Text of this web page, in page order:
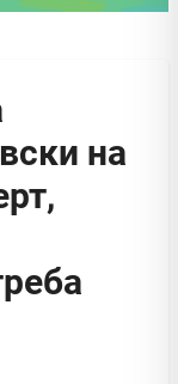
на